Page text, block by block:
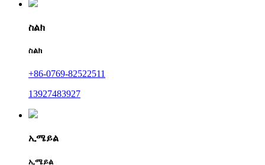
ስልክ
ስልክ
+86-0769-82522511
13927483927
ኢሜይል
ኢሜይል